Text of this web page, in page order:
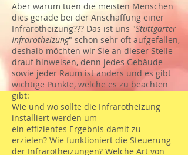
Aber warum tuen die meisten Menschen
dies gerade bei der Anschaffung einer
Infrarotheizung??? Das ist uns "Stuttgarter
Infrarotheizung" schon sehr oft aufgefallen,
deshalb möchten wir Sie an dieser Stelle
drauf hinweisen, denn jedes Gebäude
sowie jeder Raum ist anders und es gibt
wichtige Punkte, welche es zu beachten
gibt:
Wie und wo sollte die Infrarotheizung
installiert werden um
ein effizientes Ergebnis damit zu
erzielen? Wie funktioniert die Steuerung
der Infrarotheizungen? Welche Art von